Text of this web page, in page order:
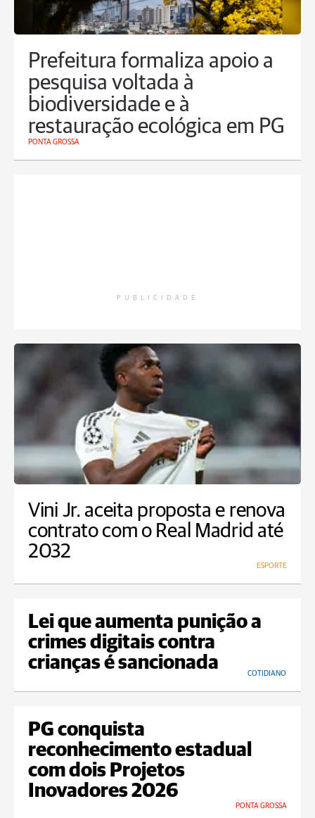
Prefeitura formaliza apoio a
pesquisa voltada à
biodiversidade e à
restauração ecológica em PG
PONTA GROSSA
PUBLICIDADE
Vini Jr. aceita proposta e renova
contrato com o Real Madrid até
2032
ESPORTE
Lei que aumenta punição a
crimes digitais contra
crianças é sancionada
COTIDIANO
PG conquista
reconhecimento estadual
com dois Projetos
Inovadores 2026
PONTA GROSSA